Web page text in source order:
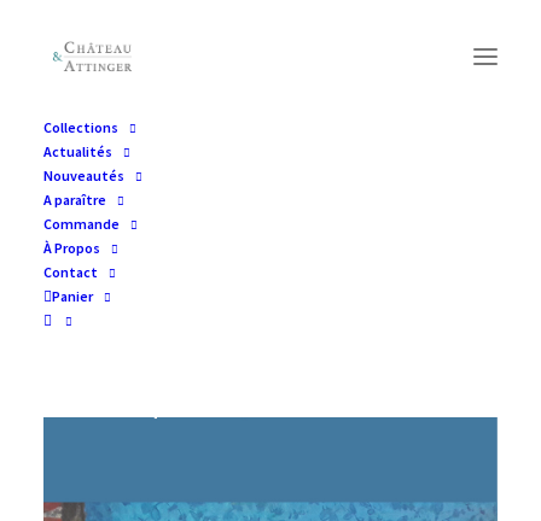
Collections
Actualités
Nouveautés
A paraître
Commande
À Propos
Contact
Panier